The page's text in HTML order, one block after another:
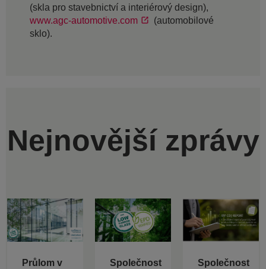
(skla pro stavebnictví a interiérový design),
www.agc-automotive.com
(automobilové
sklo).
Nejnovější zprávy
Průlom v
Společnost
Společnost